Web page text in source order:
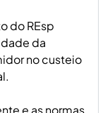
do REsp
da
no custeio
e as normas